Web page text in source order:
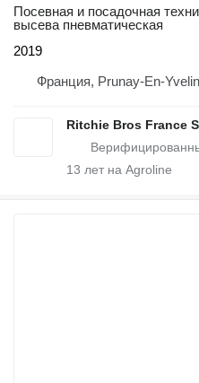
Посевная и посадочная
высева пневматическая
2019
Франция, Prunay-En-
Ritchie Bros France
13 лет на Agroline